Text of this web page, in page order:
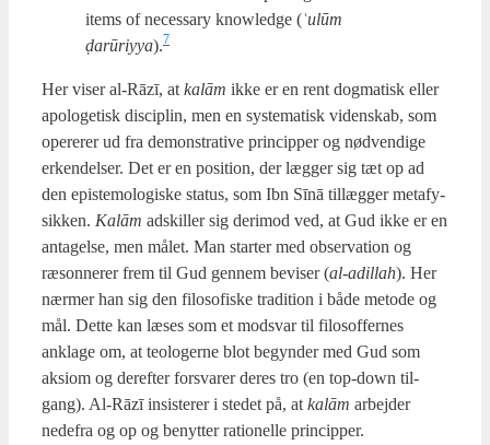
items of neces­sary know­led­ge (ʿulūm
ḍarūriyya).7
Her viser al-Rāzī, at kalām ikke er en rent dog­ma­tisk eller
apo­lo­ge­tisk disci­plin, men en syste­ma­tisk viden­skab, som
ope­re­rer ud fra demon­stra­ti­ve prin­cip­per og nød­ven­di­ge
erken­del­ser. Det er en posi­tion, der læg­ger sig tæt op ad
den epi­ste­mo­lo­gi­ske sta­tus, som Ibn Sīnā til­læg­ger meta­fy­
sik­ken. Kalām adskil­ler sig der­i­mod ved, at Gud ikke er en
anta­gel­se, men målet. Man star­ter med obser­va­tion og
ræson­ne­rer frem til Gud gen­nem bevi­ser (al-adi­l­lah). Her
nær­mer han sig den filo­so­fi­ske tra­di­tion i både meto­de og
mål. Det­te kan læses som et mod­svar til filo­sof­fer­nes
ankla­ge om, at teo­lo­ger­ne blot begyn­der med Gud som
aksiom og der­ef­ter for­sva­rer deres tro (en top-down til­
gang). Al-Rāzī insi­ste­rer i ste­det på, at kalām arbej­der
nede­fra og op og benyt­ter ratio­nel­le prin­cip­per.